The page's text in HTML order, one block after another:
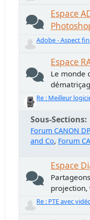
Espace
Adobe - Aspect
Espace
Le monde
Re : Meilleur
Sous-Sections
Forum CANON
and Co Forum
Espace
Re : PTE avec